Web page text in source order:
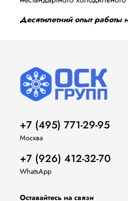
Десятилетний опыт работы
+7 (495) 771-29-95
Москва
+7 (926) 412-32-70
WhatsApp
Оставайтесь на связи